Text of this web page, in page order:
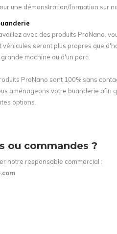
une démonstration/formation sur
avec des produits ProNano,
véhicules seront plus propres que
machine ou d'un parc.
ProNano sont 100% sans
aménageons votre buanderie afin
options.
ou commandes ?
notre responsable commercial :